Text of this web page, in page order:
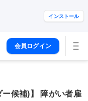
インストール
会員ログイン
候補)】 障がい者雇